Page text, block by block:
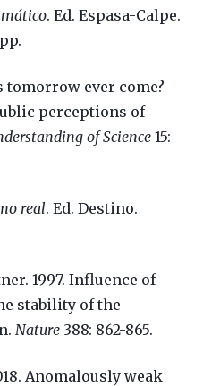
. Ed. Espasa-Calpe.
tomorrow ever come?
perceptions of
of Science 15:
real. Ed. Destino.
1997. Influence of
stability of the
Nature 388: 862-865.
Anomalously weak